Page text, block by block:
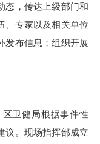
态，传达上级部门和
、专家以及相关单位
发布信息；组织开展
卫健局根据事件性
议。现场指挥部成立